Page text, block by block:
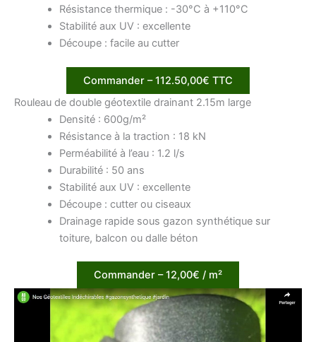
Résistance thermique : -30°C à +110°C
Stabilité aux UV : excellente
Découpe : facile au cutter
Commander – 112.50,00€ TTC
Rouleau de double géotextile drainant 2.15m large
Densité : 600g/m²
Résistance à la traction : 18 kN
Perméabilité à l’eau : 1.2 l/s
Durabilité : 50 ans
Stabilité aux UV : excellente
Découpe : cutter ou ciseaux
Drainage rapide sous gazon synthétique sur
toiture, balcon ou dalle béton
Commander – 12,00€ / m²